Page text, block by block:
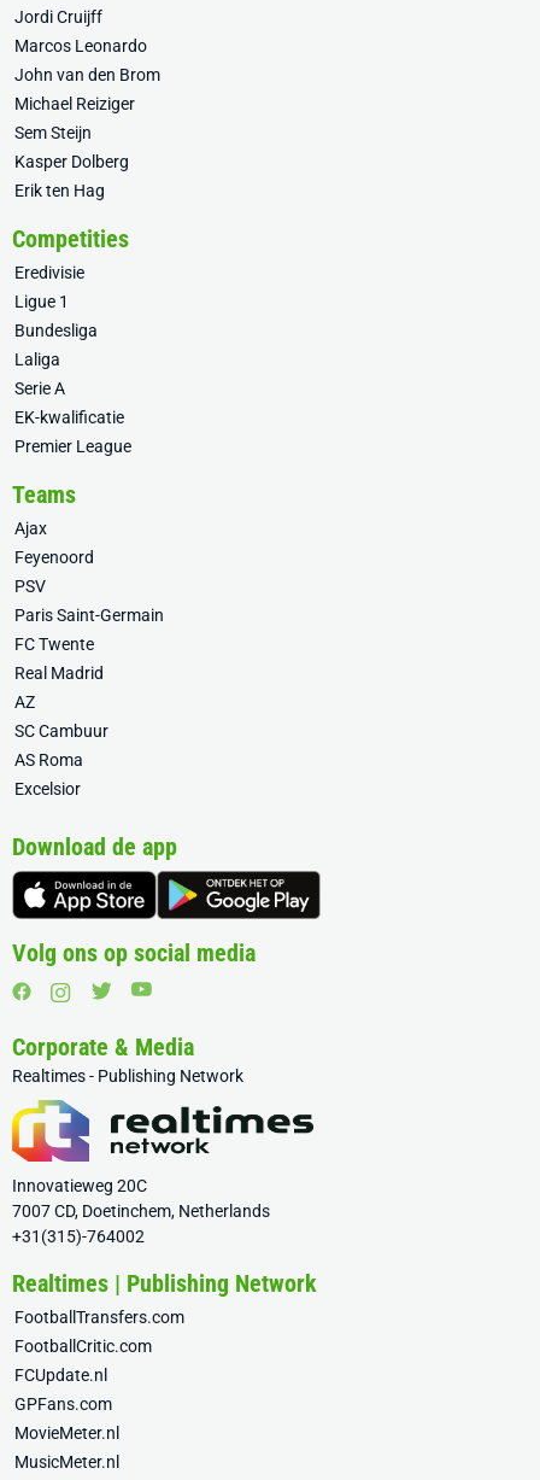
Jordi Cruijff
Marcos Leonardo
John van den Brom
Michael Reiziger
Sem Steijn
Kasper Dolberg
Erik ten Hag
Competities
Eredivisie
Ligue 1
Bundesliga
Laliga
Serie A
EK-kwalificatie
Premier League
Teams
Ajax
Feyenoord
PSV
Paris Saint-Germain
FC Twente
Real Madrid
AZ
SC Cambuur
AS Roma
Excelsior
Download de app
Volg ons op social media
Corporate & Media
Realtimes - Publishing Network
Innovatieweg 20C
7007 CD, Doetinchem, Netherlands
+31(315)-764002
Realtimes | Publishing Network
FootballTransfers.com
FootballCritic.com
FCUpdate.nl
GPFans.com
MovieMeter.nl
MusicMeter.nl